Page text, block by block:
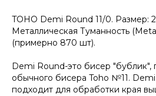
TOHO Demi Round 11/0. Размер:
Металлическая Туманность
(примерно 870 шт).
Demi Round-это бисер "бублик",
обычного бисера Toho №11.
подходит для обработки края